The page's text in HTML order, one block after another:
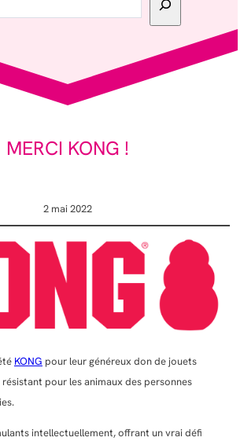
MERCI KONG !
2 mai 2022
KONG pour leur généreux don de jouets
pour les animaux des personnes
intellectuellement, offrant un vrai défi